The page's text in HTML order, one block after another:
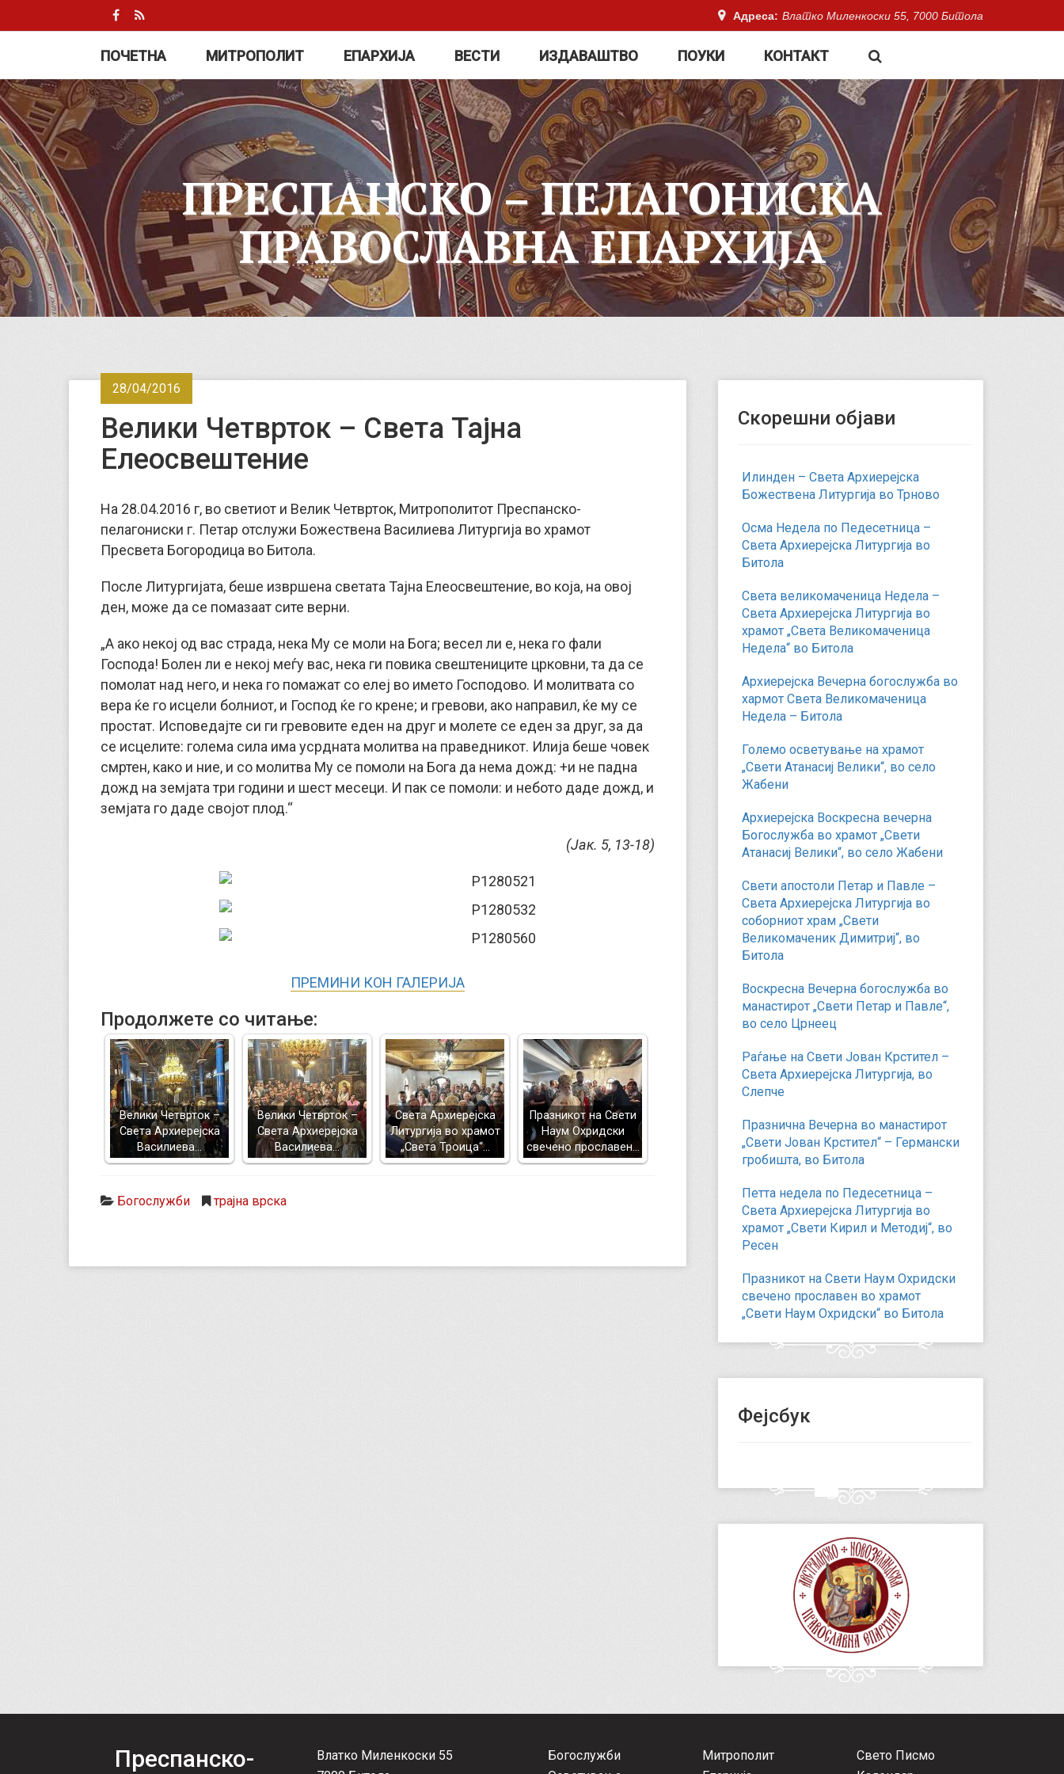
Адреса: Влатко Миленкоски 55, 7000 Битола
ПОЧЕТНА МИТРОПОЛИТ ЕПАРХИЈА ВЕСТИ ИЗДАВАШТВО ПОУКИ КОНТАКТ
ПРЕСПАНСКО – ПЕЛАГОНИСКА
ПРАВОСЛАВНА ЕПАРХИЈА
28/04/2016
Велики Четврток – Света Тајна
Елеосвештение
На 28.04.2016 г, во светиот и Велик Четврток, Митрополитот Преспанско-
пелагониски г. Петар отслужи Божествена Василиева Литургија во храмот
Пресвета Богородица во Битола.
После Литургијата, беше извршена светата Тајна Елеосвештение, во која, на овој
ден, може да се помазаат сите верни.
„А ако некој од вас страда, нека Му се моли на Бога; весел ли е, нека го фали
Господа! Болен ли е некој меѓу вас, нека ги повика свештениците црковни, та да се
помолат над него, и нека го помажат со елеј во името Господово. И молитвата со
вера ќе го исцели болниот, и Господ ќе го крене; и гревови, ако направил, ќе му се
простат. Исповедајте си ги гревовите еден на друг и молете се еден за друг, за да
се исцелите: голема сила има усрдната молитва на праведникот. Илија беше човек
смртен, како и ние, и со молитва Му се помоли на Бога да нема дожд: +и не падна
дожд на земјата три години и шест месеци. И пак се помоли: и небото даде дожд, и
земјата го даде својот плод.“
(Јак. 5, 13-18)
ПРЕМИНИ КОН ГАЛЕРИЈА
Продолжете со читање:
Велики Четврток –
Света Архиерејска
Василиева…
Велики Четврток –
Света Архиерејска
Василиева…
Света Архиерејска
Литургија во храмот
„Света Троица“…
Празникот на Свети
Наум Охридски
свечено прославен…
Богослужби трајна врска
Скорешни објави
Илинден – Света Архиерејска
Божествена Литургија во Трново
Осма Недела по Педесетница –
Света Архиерејска Литургија во
Битола
Света великомаченица Недела –
Света Архиерејска Литургија во
храмот „Света Великомаченица
Недела“ во Битола
Архиерејска Вечерна богослужба во
хармот Света Великомаченица
Недела – Битола
Големо осветување на храмот
„Свети Атанасиј Велики“, во село
Жабени
Архиерејска Воскресна вечерна
Богослужба во храмот „Свети
Атанасиј Велики“, во село Жабени
Свети апостоли Петар и Павле –
Света Архиерејска Литургија во
соборниот храм „Свети
Великомаченик Димитриј“, во
Битола
Воскресна Вечерна богослужба во
манастирот „Свети Петар и Павле“,
во село Црнеец
Раѓање на Свети Јован Крстител –
Света Архиерејска Литургија, во
Слепче
Празнична Вечерна во манастирот
„Свети Јован Крстител“ – Германски
гробишта, во Битола
Петта недела по Педесетница –
Света Архиерејска Литургија во
храмот „Свети Кирил и Методиј“, во
Ресен
Празникот на Свети Наум Охридски
свечено прославен во храмот
„Свети Наум Охридски“ во Битола
Фејсбук
Преспанско-
Влатко Миленкоски 55
Богослужби
Митрополит
Свето Писмо